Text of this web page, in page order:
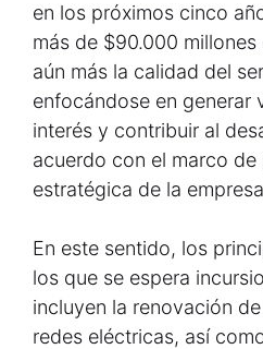
en los próximos cinco
más de $90.000
aún más la calidad del
enfocándose en generar
interés y contribuir al
acuerdo con el marco de
estratégica de la
En este sentido, los
los que se espera
incluyen la renovación
redes eléctricas, así